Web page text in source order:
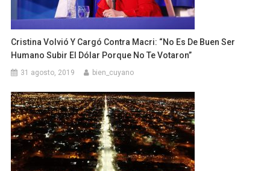
Cristina Volvió Y Cargó Contra Macri: “No Es De Buen Ser
Humano Subir El Dólar Porque No Te Votaron”
31 agosto, 2019 bien_cuyano